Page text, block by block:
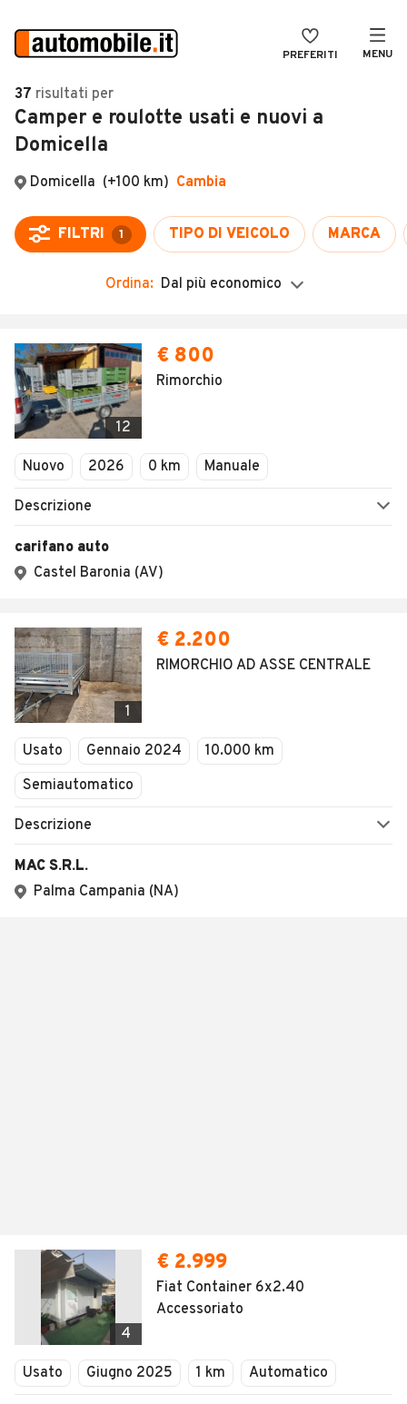
PREFERITI MENU
Auto
Auto usate
Auto Km 0
Auto Nuove
Moto
Camper
Veicoli Commerciali
Concessionari
VENDI
MAGAZINE
ACCEDI
37 risultati per
Camper e roulotte usati e nuovi a
Domicella
Domicella (+100 km) Cambia
FILTRI 1 TIPO DI VEICOLO MARCA
Ordina: Dal più economico